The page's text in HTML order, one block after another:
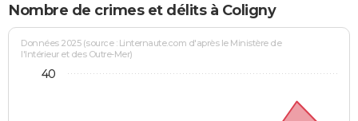
Bricolage
Lifestyle
Culture
Sport
Auto
Television
Voyage
Cinema
Nombre de crimes et délits à Coligny
Données 2025 (source : Linternaute.com d'après le Ministère de
l'Intérieur et des Outre-Mer)
40